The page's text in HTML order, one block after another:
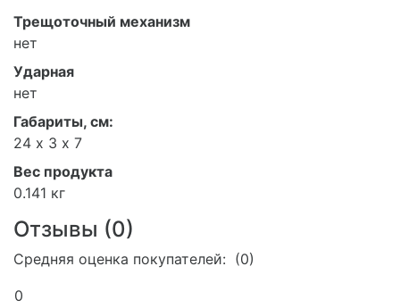
Трещоточный механизм
нет
Ударная
нет
Габариты, см:
24 х 3 х 7
Вес продукта
0.141 кг
Отзывы (0)
Средняя оценка покупателей: (0)
0